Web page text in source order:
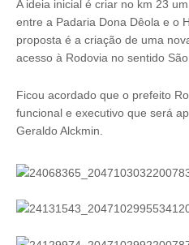
A ideia inicial é criar no km 23
entre a Padaria Dona Dêola e o
proposta é a criação de uma
acesso à Rodovia no sentido São
Ficou acordado que o prefeito
funcional e executivo que será
Geraldo Alckmin.